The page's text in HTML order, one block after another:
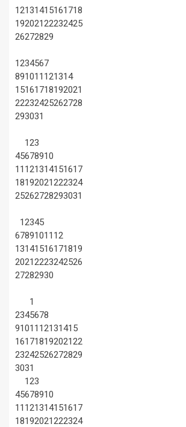
12131415161718
19202122232425
26272829
1234567
891011 121314
15161718192021
22232425262728
293031
123
45678910
11 121314151617
18192021222324
25262728293031
12345
67891011 12
13141516171819
20212223242526
27282930
1
2345678
91011 12131415
16171819202122
23242526272829
3031
123
45678910
11 121314151617
18192021222324